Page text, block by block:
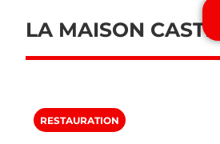
LA MAISON CASTET
RESTAURATION